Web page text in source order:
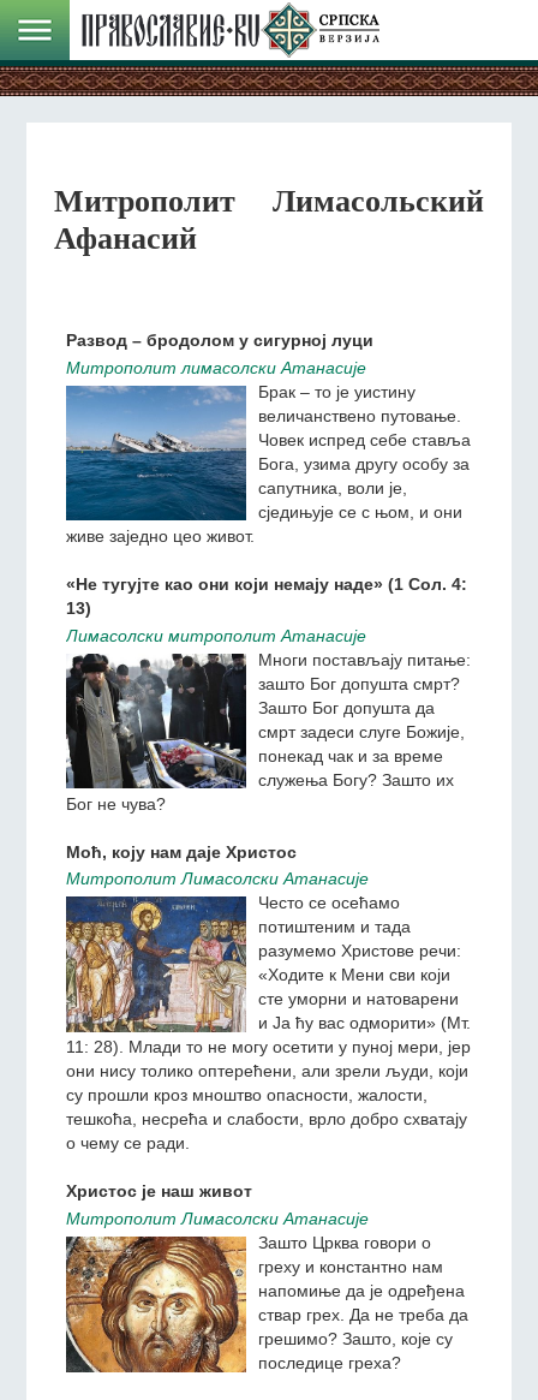
Митрополит Лимасольский
Афанасий
Развод – бродолом у сигурној луци
Митрополит лимасолски Атанасије
Брак – то је уистину
величанствено путовање.
Човек испред себе ставља
Бога, узима другу особу за
сапутника, воли је,
сједињује се с њом, и они
живе заједно цео живот.
«Не тугујте као они који немају наде» (1 Сол. 4:
13)
Лимасолски митрополит Атанасије
Многи постављају питање:
зашто Бог допушта смрт?
Зашто Бог допушта да
смрт задеси слуге Божије,
понекад чак и за време
служења Богу? Зашто их
Бог не чува?
Моћ, коjу нам даjе Христос
Митрополит Лимасолски Атанасије
Често се осећамо
потиштеним и тада
разумемо Христове речи:
«Ходите к Мени сви који
сте уморни и натоварени
и Ја ћу вас одморити» (Мт.
11: 28). Млади то не могу осетити у пуној мери, јер
они нису толико оптерећени, али зрели људи, који
су прошли кроз мноштво опасности, жалости,
тешкоћа, несрећа и слабости, врло добро схватају
о чему се ради.
Христос је наш живот
Митрополит Лимасолски Атанасије
Зашто Црква говори о
греху и константно нам
напомиње да је одређена
ствар грех. Да не треба да
грешимо? Зашто, које су
последице греха?